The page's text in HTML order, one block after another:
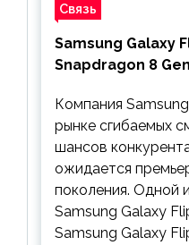
Связь
Samsung Galaxy
Snapdragon 8
Компания
рынке сгибаемых
шансов
ожидается
поколения. Одной
Samsung Galaxy
Samsung Galaxy